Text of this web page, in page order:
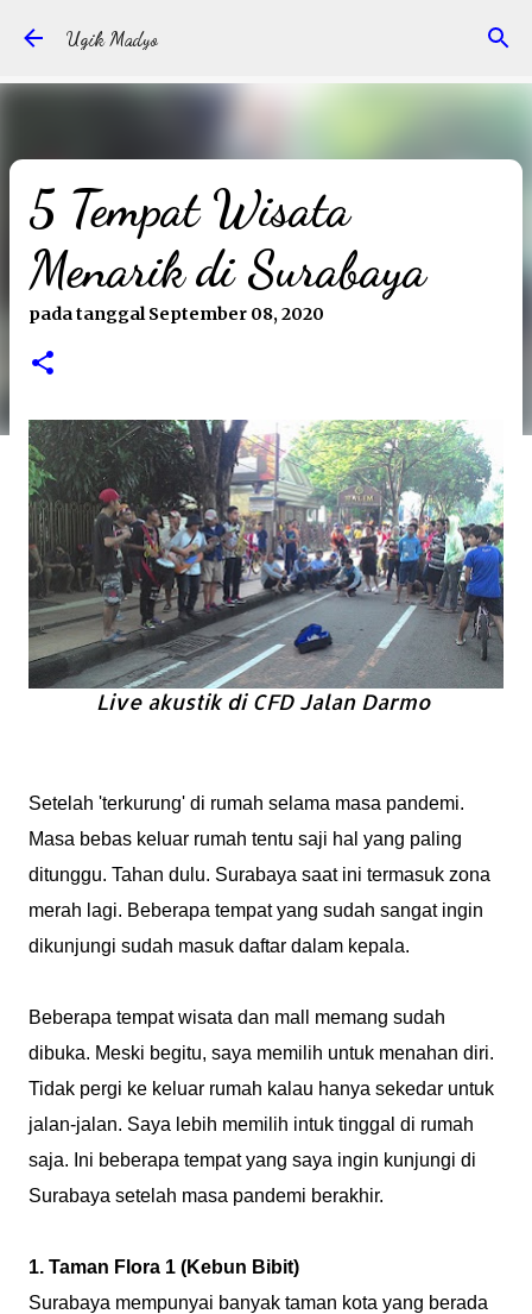
Langsung ke konten utama
Ugik Madyo
5 Tempat Wisata
Menarik di Surabaya
pada tanggalSeptember 08, 2020
Live akustik di CFD Jalan Darmo
Setelah 'terkurung' di rumah selama masa pandemi.
Masa bebas keluar rumah tentu saji hal yang paling
ditunggu. Tahan dulu. Surabaya saat ini termasuk zona
merah lagi. Beberapa tempat yang sudah sangat ingin
dikunjungi sudah masuk daftar dalam kepala.
Beberapa tempat wisata dan mall memang sudah
dibuka. Meski begitu, saya memilih untuk menahan diri.
Tidak pergi ke keluar rumah kalau hanya sekedar untuk
jalan-jalan. Saya lebih memilih intuk tinggal di rumah
saja. Ini beberapa tempat yang saya ingin kunjungi di
Surabaya setelah masa pandemi berakhir.
1. Taman Flora 1 (Kebun Bibit)
Surabaya mempunyai banyak taman kota yang berada